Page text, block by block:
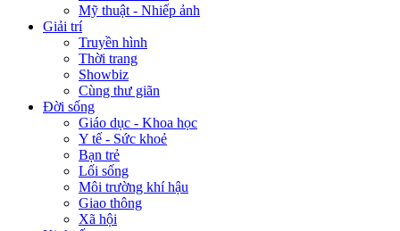
Mỹ thuật - Nhiếp ảnh
Giải trí
Truyền hình
Thời trang
Showbiz
Cùng thư giãn
Đời sống
Giáo dục - Khoa học
Y tế - Sức khoẻ
Bạn trẻ
Lối sống
Môi trường khí hậu
Giao thông
Xã hội